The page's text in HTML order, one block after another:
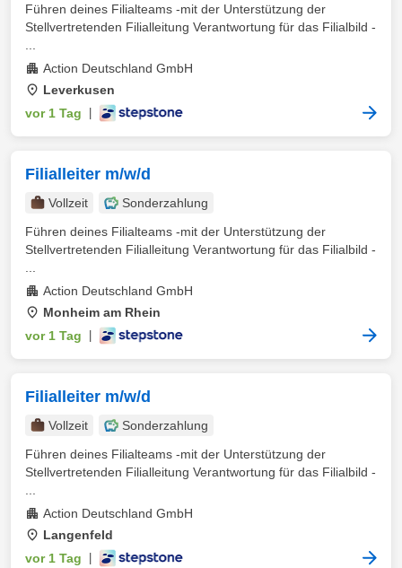
Führen deines Filialteams -mit der Unterstützung der
Stellvertretenden Filialleitung Verantwortung für das Filialbild -
Action Deutschland GmbH
Leverkusen
vor 1 Tag
Filialleiter m/w/d
Vollzeit
Sonderzahlung
Führen deines Filialteams -mit der Unterstützung der
Stellvertretenden Filialleitung Verantwortung für das Filialbild -
Action Deutschland GmbH
Monheim am Rhein
vor 1 Tag
Filialleiter m/w/d
Vollzeit
Sonderzahlung
Führen deines Filialteams -mit der Unterstützung der
Stellvertretenden Filialleitung Verantwortung für das Filialbild -
Action Deutschland GmbH
Langenfeld
vor 1 Tag